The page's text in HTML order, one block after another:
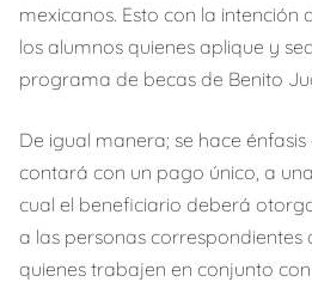
mexicanos. Esto con la
los alumnos quienes aplique y
programa de becas de Benito
De igual manera; se hace
contará con un pago único, a
cual el beneficiario deberá
a las personas correspondientes
quienes trabajen en conjunto